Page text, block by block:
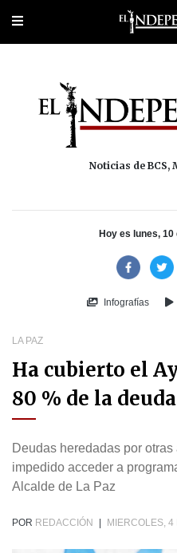
Portada Los Cabos
Noticias de BCS,
Hoy es lunes,
Infografías
LA PAZ
Ha cubierto el
80 % de la
Deudas heredadas por
impedido acceder a
Alcalde de La Paz
POR REDACCIÓN MIERCOLES,